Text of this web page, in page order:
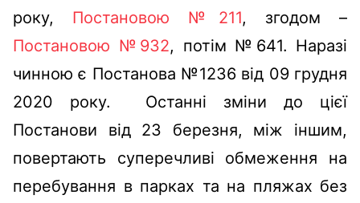
року, Постановою №211, згодом –
Постановою №932, потім №641. Наразі
чинною є Постанова №1236 від 09 грудня
2020 року. Останні зміни до цієї
Постанови від 23 березня, між іншим,
повертають суперечливі обмеження на
перебування в парках та на пляжах без